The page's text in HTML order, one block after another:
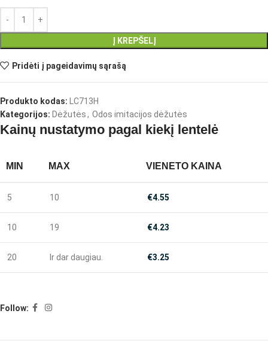
Į KREPŠELĮ
Pridėti į pageidavimų sąrašą
Produkto kodas: LC713H
Kategorijos: Dėžutės, Odos imitacijos dėžutės
Kainų nustatymo pagal kiekį lentelė
MIN MAX VIENETO KAINA
5 10 €4.55
10 19 €4.23
20 Ir dar daugiau. €3.25
Follow: